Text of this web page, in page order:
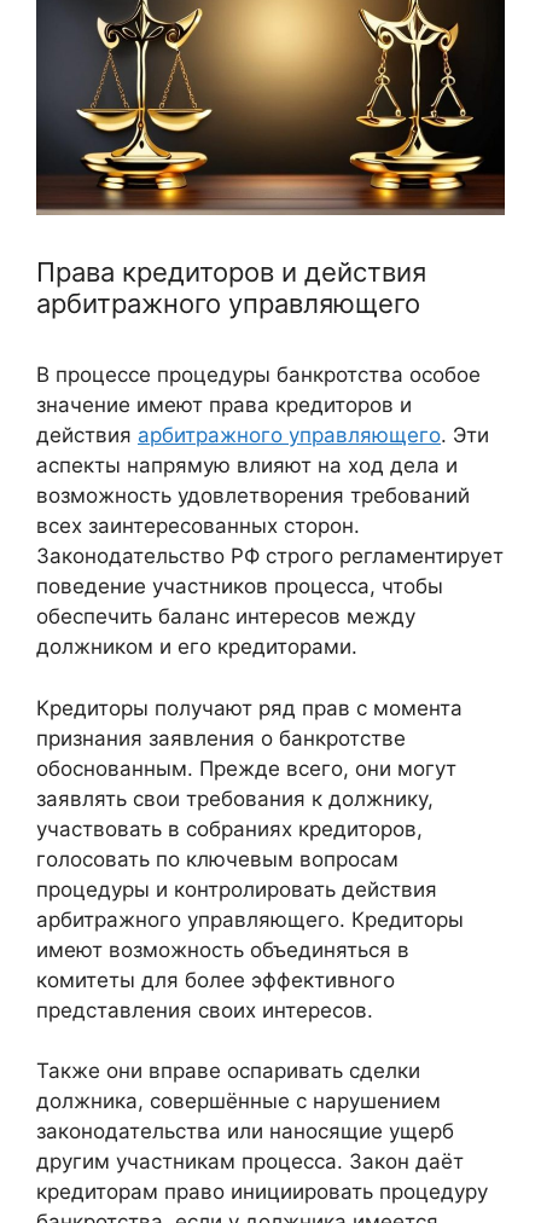
Права кредиторов и действия
арбитражного управляющего
В процессе процедуры банкротства особое
значение имеют права кредиторов и
действия арбитражного управляющего. Эти
аспекты напрямую влияют на ход дела и
возможность удовлетворения требований
всех заинтересованных сторон.
Законодательство РФ строго регламентирует
поведение участников процесса, чтобы
обеспечить баланс интересов между
должником и его кредиторами.
Кредиторы получают ряд прав с момента
признания заявления о банкротстве
обоснованным. Прежде всего, они могут
заявлять свои требования к должнику,
участвовать в собраниях кредиторов,
голосовать по ключевым вопросам
процедуры и контролировать действия
арбитражного управляющего. Кредиторы
имеют возможность объединяться в
комитеты для более эффективного
представления своих интересов.
Также они вправе оспаривать сделки
должника, совершённые с нарушением
законодательства или наносящие ущерб
другим участникам процесса. Закон даёт
кредиторам право инициировать процедуру